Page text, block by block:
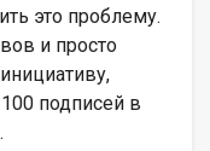
это проблему.
и просто
подписей в